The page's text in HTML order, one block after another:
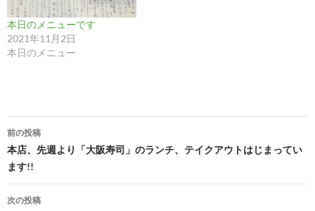
本日のメニューです
2021年11月2日
本日のメニュー
投
稿
ナ
ビ
前の投稿
本店、先週より「大阪寿司」のランチ、テイクアウトはじまってい
ます!!
次の投稿